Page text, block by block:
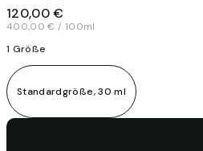
120,00 €
400,00 € / 100ml
1 Größe
Standardgröße, 30 ml